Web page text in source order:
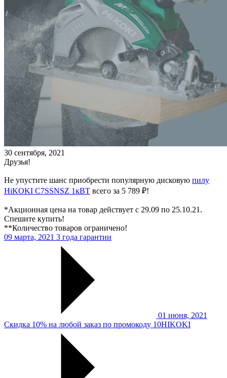
30 сентября, 2021
Друзья!
Не упустите шанс приобрести популярную дисковую пилу
HiKOKI C7SSNSZ 1кВТ всего за 5 789 ₽!
*Акционная цена на товар действует с 29.09 по 25.10.21.
Спешите купить!
**Количество товаров ограничено!
09 марта, 2021 3 года гарантии
01 июня, 2021
Скидка 10% на любой заказ по промокоду 10HIKOKI